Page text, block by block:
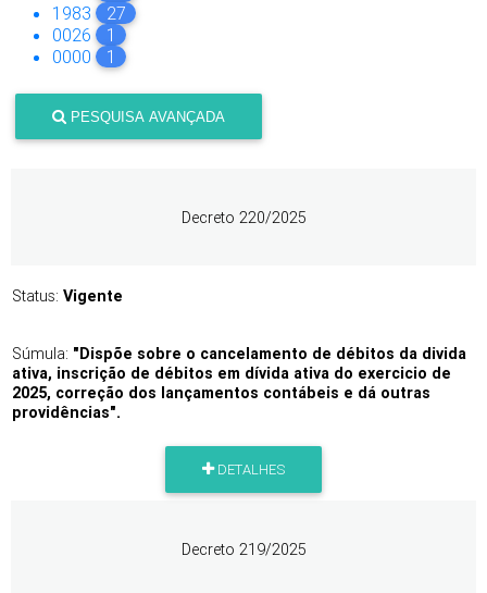
1983
27
0026
1
0000
1
PESQUISA AVANÇADA
Decreto 220/2025
Status: Vigente
Súmula: "Dispõe sobre o cancelamento de débitos da divida
ativa, inscrição de débitos em dívida ativa do exercicio de
2025, correção dos lançamentos contábeis e dá outras
providências".
DETALHES
Decreto 219/2025